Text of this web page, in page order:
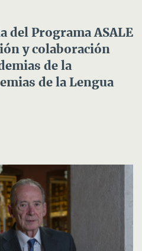
del Programa ASALE
y colaboración
de la
de la Lengua